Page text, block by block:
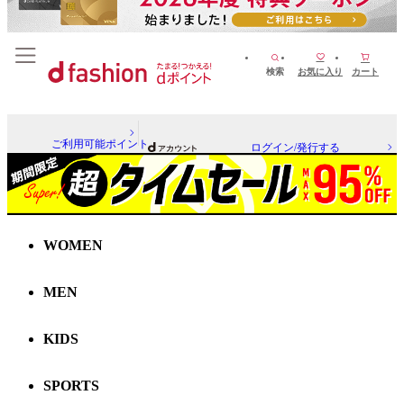
検索 お気に入り カート
ご利用可能ポイント ログイン/発行する
WOMEN
MEN
KIDS
SPORTS